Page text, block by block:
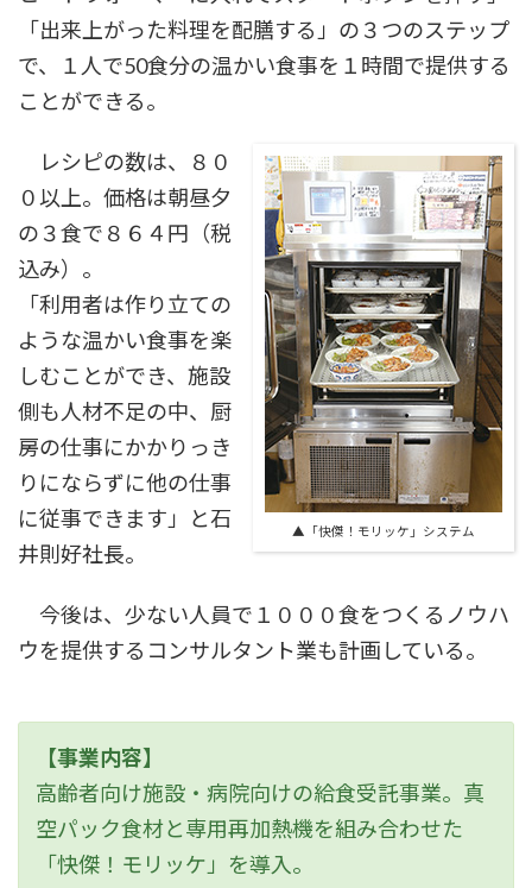
「出来上がった料理を配膳する」の３つのステップ
で、１人で50食分の温かい食事を１時間で提供する
ことができる。
▲「快傑！モリッケ」システム
レシピの数は、８０
０以上。価格は朝昼夕
の３食で８６４円（税
込み）。
「利用者は作り立ての
ような温かい食事を楽
しむことができ、施設
側も人材不足の中、厨
房の仕事にかかりっき
りにならずに他の仕事
に従事できます」と石
井則好社長。
今後は、少ない人員で１０００食をつくるノウハ
ウを提供するコンサルタント業も計画している。
【事業内容】
高齢者向け施設・病院向けの給食受託事業。真
空パック食材と専用再加熱機を組み合わせた
「快傑！モリッケ」を導入。